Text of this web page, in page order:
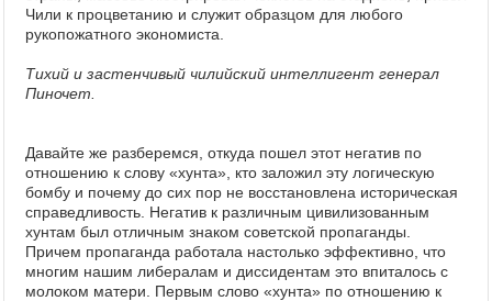
Чили к процветанию и служит образцом для любого
рукопожатного экономиста.
Тихий и застенчивый чилийский интеллигент генерал
Пиночет.
Давайте же разберемся, откуда пошел этот негатив по
отношению к слову «хунта», кто заложил эту логическую
бомбу и почему до сих пор не восстановлена историческая
справедливость. Негатив к различным цивилизованным
хунтам был отличным знаком советской пропаганды.
Причем пропаганда работала настолько эффективно, что
многим нашим либералам и диссидентам это впиталось с
молоком матери. Первым слово «хунта» по отношению к